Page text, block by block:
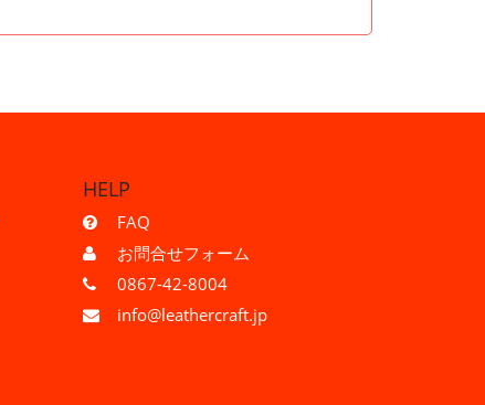
HELP
FAQ
お問合せフォーム
0867-42-8004
info@leathercraft.jp